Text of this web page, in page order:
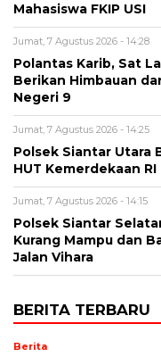
Mahasiswa FKIP USI
Jumat, 7 Agustus 2026 - 14:28
Polantas Karib, Sat
Berikan Himbauan
Negeri 9
Jumat, 7 Agustus 2026 - 14:25
Polsek Siantar Utara
HUT Kemerdekaan RI
Jumat, 7 Agustus 2026 - 14:15
Polsek Siantar
Kurang Mampu dan
Jalan Vihara
BERITA TERBARU
Berita